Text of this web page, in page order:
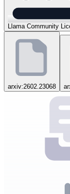
Llama Community
arxiv:2602.23068